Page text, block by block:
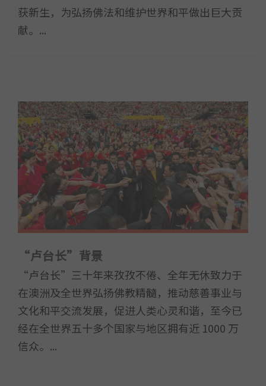
获新生，为弘扬佛法和维护世界和平做出巨大贡
献。...
“卢台长”背景
“卢台长”三十年来孜孜不倦、全年无休致力于
在澳洲及全世界弘扬佛教精髓，推动慈善事业与
文化和平交流发展，促进人类心灵和谐，至今已
经在全世界五十多个国家与地区拥有近 1000 万
信众。...